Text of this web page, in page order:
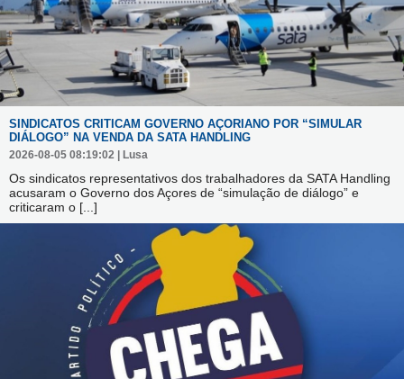
SINDICATOS CRITICAM GOVERNO AÇORIANO POR “SIMULAR
DIÁLOGO” NA VENDA DA SATA HANDLING
2026-08-05 08:19:02 | Lusa
Os sindicatos representativos dos trabalhadores da SATA Handling
acusaram o Governo dos Açores de “simulação de diálogo” e
criticaram o [...]